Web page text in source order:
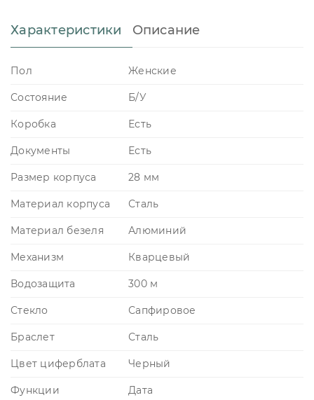
Характеристики Описание
Пол Женские
Состояние Б/У
Коробка Есть
Документы Есть
Размер корпуса 28 мм
Материал корпуса Сталь
Материал безеля Алюминий
Механизм Кварцевый
Водозащита 300 м
Стекло Сапфировое
Браслет Сталь
Цвет циферблата Черный
Функции Дата